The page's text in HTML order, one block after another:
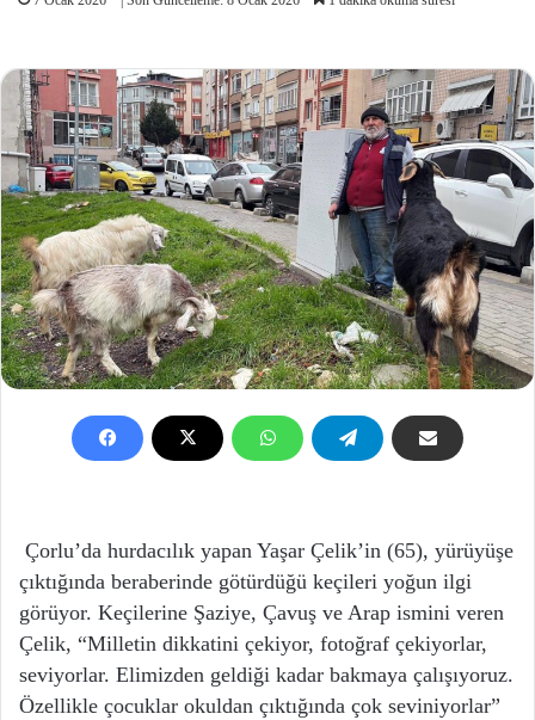
Çorlu’da hurdacılık yapan Yaşar Çelik’in (65), yürüyüşe
çıktığında beraberinde götürdüğü keçileri yoğun ilgi
görüyor. Keçilerine Şaziye, Çavuş ve Arap ismini veren
Çelik, “Milletin dikkatini çekiyor, fotoğraf çekiyorlar,
seviyorlar. Elimizden geldiği kadar bakmaya çalışıyoruz.
Özellikle çocuklar okuldan çıktığında çok seviniyorlar”